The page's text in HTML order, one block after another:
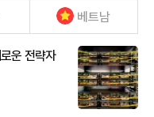
베트남
운 전략자